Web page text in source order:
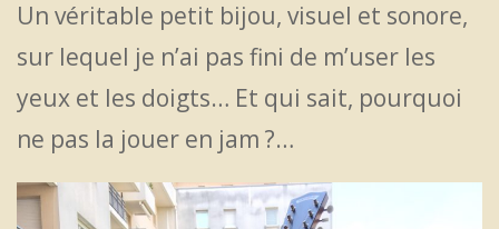
Un véritable petit bijou, visuel et sonore,
sur lequel je n’ai pas fini de m’user les
yeux et les doigts… Et qui sait, pourquoi
ne pas la jouer en jam ?…